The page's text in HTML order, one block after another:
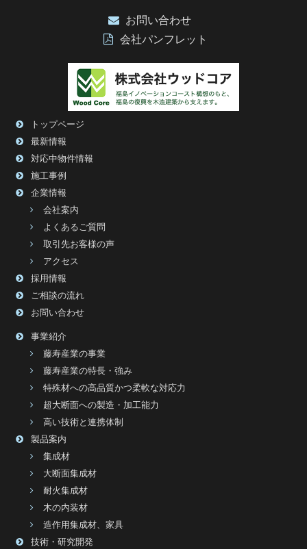
お問い合わせ
会社パンフレット
トップページ
最新情報
対応中物件情報
施工事例
企業情報
会社案内
よくあるご質問
取引先お客様の声
アクセス
採用情報
ご相談の流れ
お問い合わせ
事業紹介
藤寿産業の事業
藤寿産業の特長・強み
特殊材への高品質かつ柔軟な対応力
超大断面への製造・加工能力
高い技術と連携体制
製品案内
集成材
大断面集成材
耐火集成材
木の内装材
造作用集成材、家具
技術・研究開発